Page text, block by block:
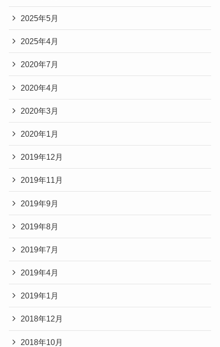
2025年5月
2025年4月
2020年7月
2020年4月
2020年3月
2020年1月
2019年12月
2019年11月
2019年9月
2019年8月
2019年7月
2019年4月
2019年1月
2018年12月
2018年10月